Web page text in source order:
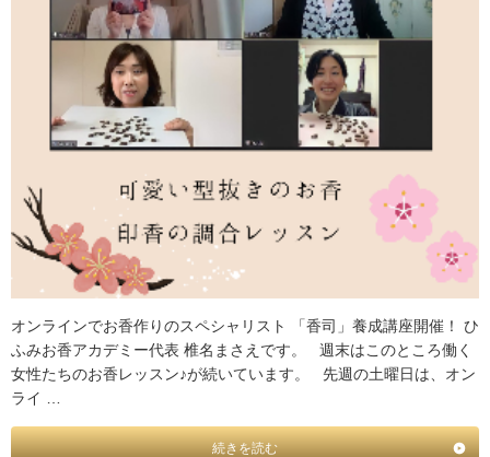
オンラインでお香作りのスペシャリスト 「香司」養成講座開催！ ひ
ふみお香アカデミー代表 椎名まさえです。 週末はこのところ働く
女性たちのお香レッスン♪が続いています。 先週の土曜日は、オン
ライ …
続きを読む